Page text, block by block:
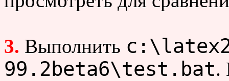
3. Выполнить
99.2beta6\test.bat.